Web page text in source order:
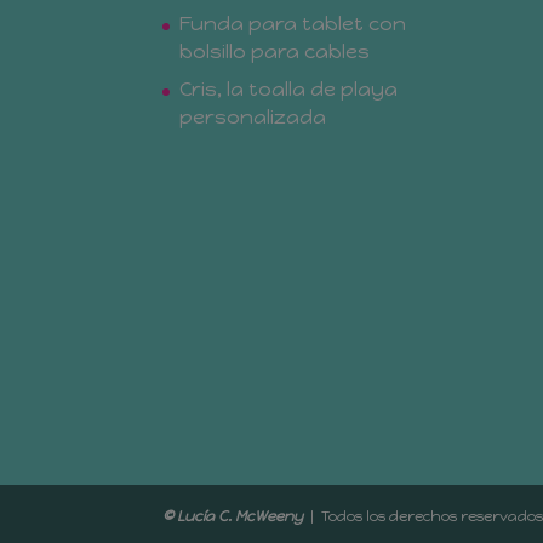
Funda para tablet con
bolsillo para cables
Cris, la toalla de playa
personalizada
© Lucía C. McWeeny | Todos los